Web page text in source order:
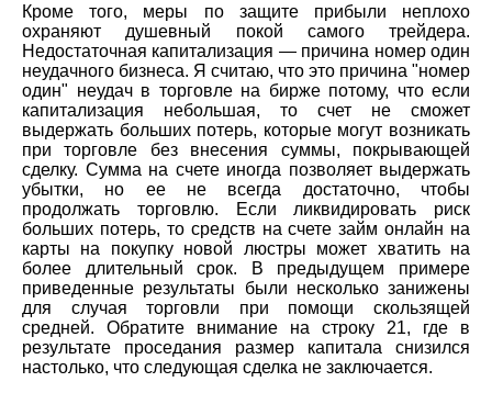
Кроме того, меры по защите прибыли неплохо
охраняют душевный покой самого трейдера.
Недостаточная капитализация — причина номер один
неудачного бизнеса. Я считаю, что это причина "номер
один" неудач в торговле на бирже потому, что если
капитализация небольшая, то счет не сможет
выдержать больших потерь, которые могут возникать
при торговле без внесения суммы, покрывающей
сделку. Сумма на счете иногда позволяет выдержать
убытки, но ее не всегда достаточно, чтобы
продолжать торговлю. Если ликвидировать риск
больших потерь, то средств на счете займ онлайн на
карты на покупку новой люстры может хватить на
более длительный срок. В предыдущем примере
приведенные результаты были несколько занижены
для случая торговли при помощи скользящей
средней. Обратите внимание на строку 21, где в
результате проседания размер капитала снизился
настолько, что следующая сделка не заключается.